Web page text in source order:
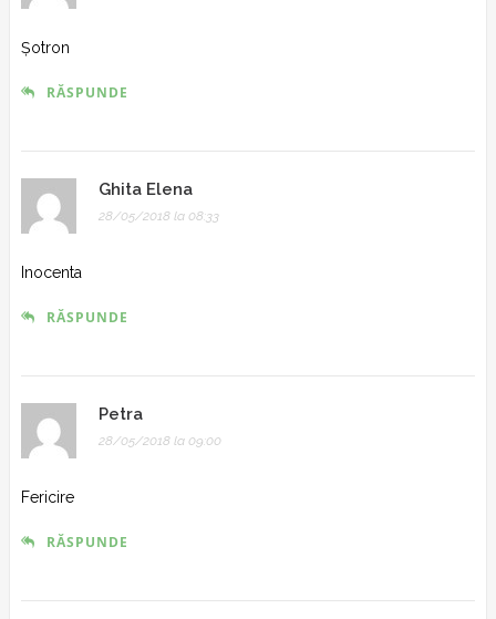
Şotron
RĂSPUNDE
Ghita Elena
28/05/2018 la 08:33
Inocenta
RĂSPUNDE
Petra
28/05/2018 la 09:00
Fericire
RĂSPUNDE